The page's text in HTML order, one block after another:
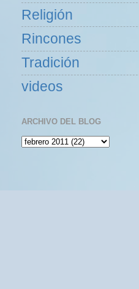
Religión
Rincones
Tradición
videos
ARCHIVO DEL BLOG